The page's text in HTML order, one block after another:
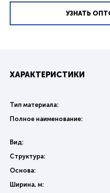
УЗНАТЬ
ХАРАКТЕРИСТИКИ
Тип материала:
Полное наименование:
Вид:
Структура:
Основа:
Ширина, м: